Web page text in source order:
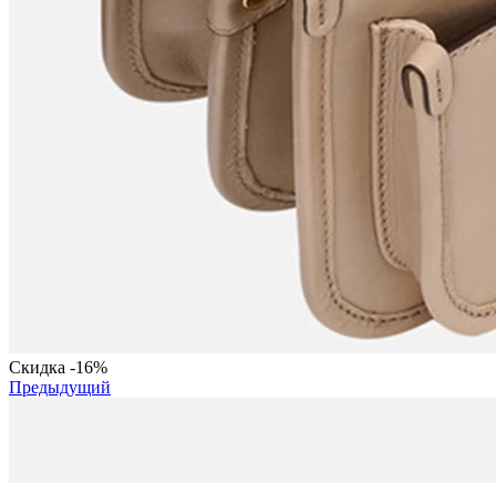
Скидка -16%
Предыдущий